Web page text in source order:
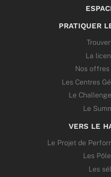
PRATIQUER
La
Nos offres
Les Centres
Le
Le
VERS LE
Le Projet de
Les
Les